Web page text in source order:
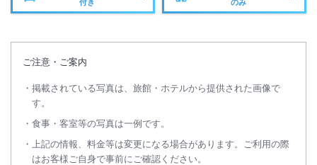
付き のみ
ご注意・ご案内
掲載されている写真は、旅館・ホテルから提供された画像で
す。
食事・客室等の写真は一例です。
上記の情報、料金等は変更になる場合があります。ご利用の際
はお客様ご自身で事前にご確認ください。